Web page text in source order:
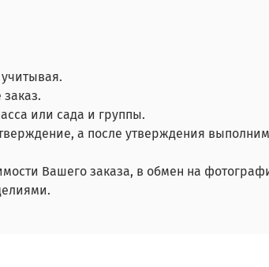
или сада и группы.
а после утверждения
Вашего заказа, в обмен на